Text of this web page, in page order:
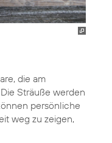
die am
Sträuße werden
persönliche
weg zu zeigen,